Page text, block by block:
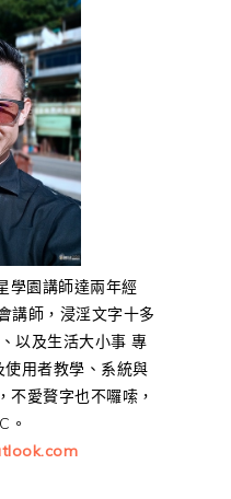
學園講師達兩年經
講師，浸淫文字十多
以及生活大小事 專
用者教學、系統與
不愛贅字也不囉嗦，
。